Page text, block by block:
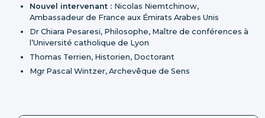
Nouvel intervenant : Nicolas Niemtchinow,
Ambassadeur de France aux Émirats Arabes Unis
Dr Chiara Pesaresi, Philosophe, Maître de conférences à
l’Université catholique de Lyon
Thomas Terrien, Historien, Doctorant
Mgr Pascal Wintzer, Archevêque de Sens